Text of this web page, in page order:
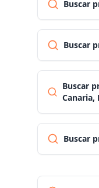
Buscar
Buscar
Buscar
Canaria,
Buscar